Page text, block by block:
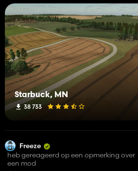
Starbuck, MN
38 733
Freeze
heb gereageerd op een opmerking over
een mod